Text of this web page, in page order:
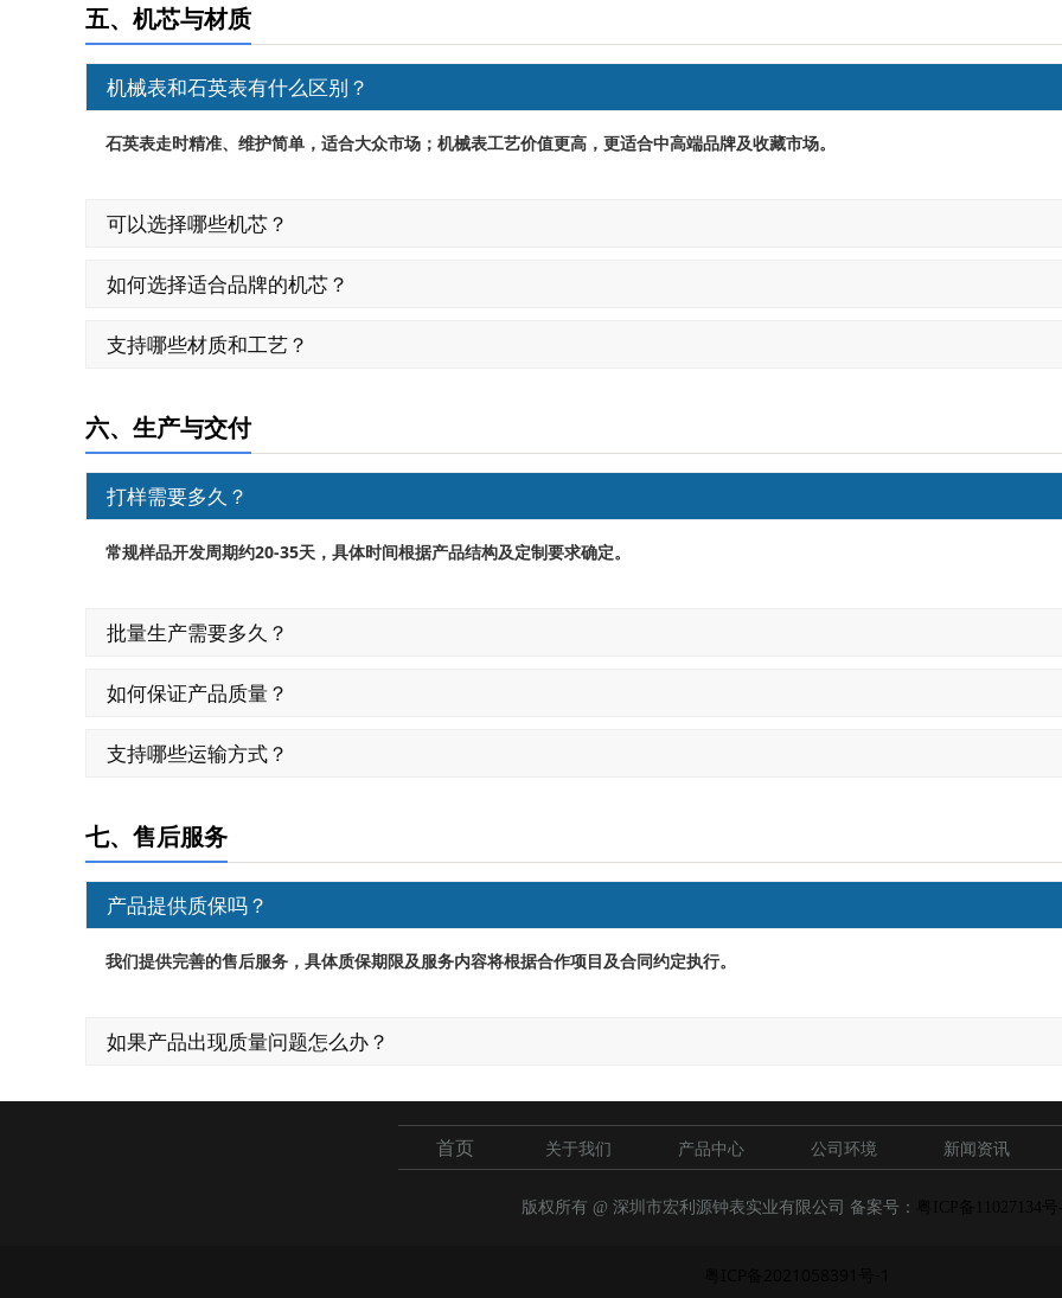
五、机芯与材质
机械表和石英表有什么区别？
石英表走时精准、维护简单，适合大众市场；机械表工艺价值更高，更适合中高端品牌及收藏市场。
可以选择哪些机芯？
如何选择适合品牌的机芯？
支持哪些材质和工艺？
六、生产与交付
打样需要多久？
常规样品开发周期约20-35天，具体时间根据产品结构及定制要求确定。
批量生产需要多久？
如何保证产品质量？
支持哪些运输方式？
七、售后服务
产品提供质保吗？
我们提供完善的售后服务，具体质保期限及服务内容将根据合作项目及合同约定执行。
如果产品出现质量问题怎么办？
首页 关于我们 产品中心 公司环境 新闻资讯
版权所有 @ 深圳市宏利源钟表实业有限公司 备案号：